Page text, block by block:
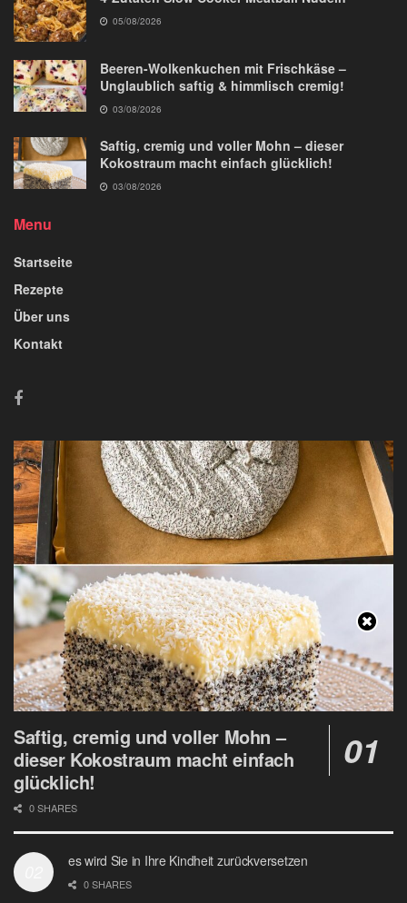
05/08/2026
Beeren-Wolkenkuchen mit Frischkäse –
Unglaublich saftig & himmlisch cremig!
03/08/2026
Saftig, cremig und voller Mohn – dieser
Kokostraum macht einfach glücklich!
03/08/2026
Menu
Startseite
Rezepte
Über uns
Kontakt
Saftig, cremig und voller Mohn –
dieser Kokostraum macht einfach
glücklich!
0 SHARES
es wird Sie in Ihre Kindheit zurückversetzen
0 SHARES